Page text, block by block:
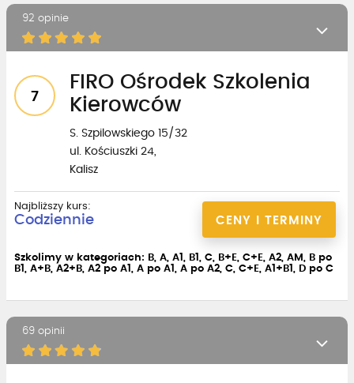
92 opinie
7
FIRO Ośrodek Szkolenia
Kierowców
S. Szpilowskiego 15/32
ul. Kościuszki 24,
Kalisz
CENY I TERMINY
Najbliższy kurs:
Codziennie
Szkolimy w kategoriach: B, A, A1, B1, C, B+E, C+E, A2, AM, B po
B1, A+B, A2+B, A2 po A1, A po A1, A po A2, C, C+E, A1+B1, D po C
69 opinii